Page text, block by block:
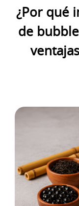
¿Por qué
de